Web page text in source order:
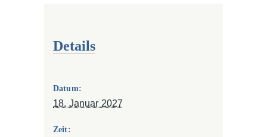
Details
Datum:
18. Januar 2027
Zeit: